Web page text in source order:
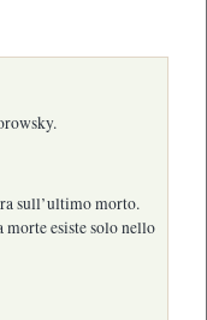
sull’ultimo morto.
morte esiste solo nello